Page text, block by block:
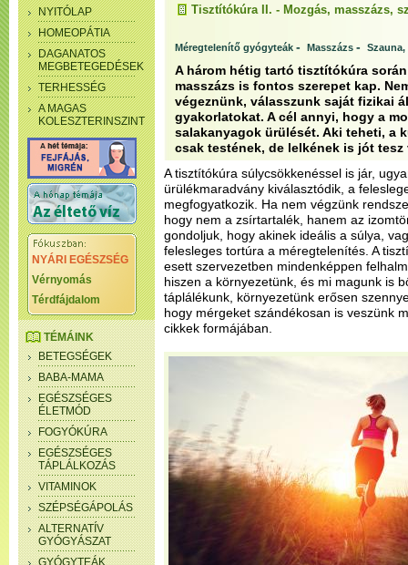
NYITÓLAP
HOMEOPÁTIA
DAGANATOS
MEGBETEGEDÉSEK
TERHESSÉG
A MAGAS
KOLESZTERINSZINT
NYÁRI EGÉSZSÉG
Vérnyomás
Térdfájdalom
TÉMÁINK
BETEGSÉGEK
BABA-MAMA
EGÉSZSÉGES
ÉLETMÓD
FOGYÓKÚRA
EGÉSZSÉGES
TÁPLÁLKOZÁS
VITAMINOK
SZÉPSÉGÁPOLÁS
ALTERNATÍV
GYÓGYÁSZAT
GYÓGYTEÁK
Tisztítókúra II. - Mozgás, masszázs,
Méregtelenítő gyógyteák - Masszázs - Szauna,
A három hétig tartó tisztítókúra
masszázs is fontos szerepet kap.
végeznünk, válasszunk saját fizikai
gyakorlatokat. A cél annyi, hogy a
salakanyagok ürülését. Aki teheti, a
csak testének, de lelkének is jót tesz
A tisztítókúra súlycsökkenéssel is jár,
ürülékmaradvány kiválasztódik, a
megfogyatkozik. Ha nem végzünk
hogy nem a zsírtartalék, hanem az
gondoljuk, hogy akinek ideális a súlya,
felesleges tortúra a méregtelenítés. A
esett szervezetben mindenképpen
hiszen a környezetünk, és mi magunk is
táplálékunk, környezetünk erősen
hogy mérgeket szándékosan is veszünk
cikkek formájában.